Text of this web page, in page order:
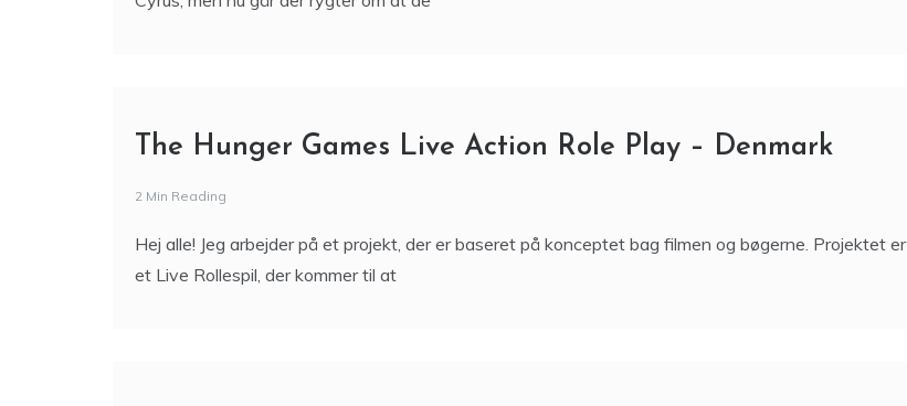
The Hunger Games Live Action Role Play – Denmark
2 Min Reading
Hej alle! Jeg arbejder på et projekt, der er baseret på konceptet bag filmen og bøgerne. Projektet er
et Live Rollespil, der kommer til at